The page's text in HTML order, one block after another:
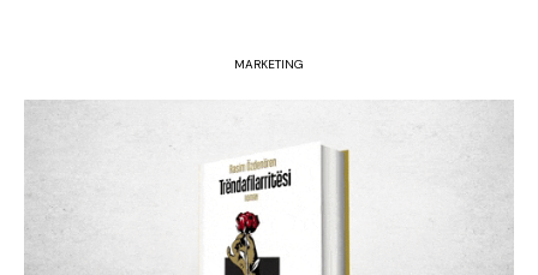
MARKETING